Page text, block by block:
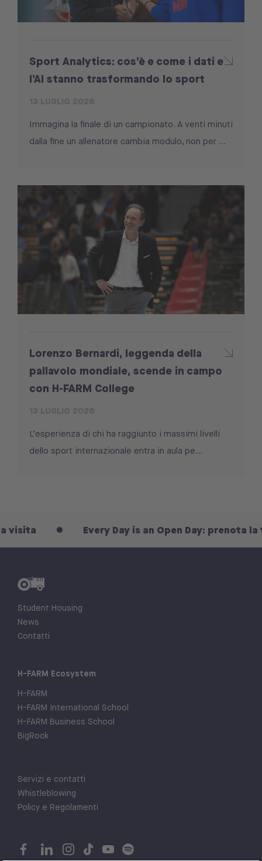
Sport Analytics: cos’è e come i dati e
l’AI stanno trasformando lo sport
Immagina la finale di un campionato. A venti minuti
dalla fine un allenatore cambia modulo, non per ...
Lorenzo Bernardi, leggenda della
pallavolo mondiale, scende in campo
con H-FARM College
L’esperienza di chi ha raggiunto i massimi livelli
dello sport internazionale entra in aula pe...
Every Day is an Open Day: prenota la tua
Student Housing
News
Contatti
H-FARM Ecosystem
H-FARM
H-FARM International School
H-FARM Business School
BigRock
Servizi e contatti
Whistleblowing
Policy e Regolamenti